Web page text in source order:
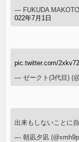
— FUKUDA
022年7月1日
pic.twitter.com/
— ゼークト(3代目)
出来もしないことに
— 朝凪夕凪